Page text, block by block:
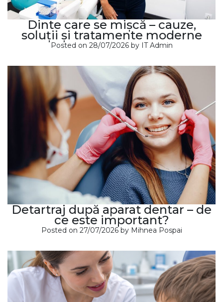
Dinte care se mișcă – cauze,
soluții și tratamente moderne
Posted on 28/07/2026by IT Admin
Detartraj după aparat dentar – de
ce este important?
Posted on 27/07/2026by Mihnea Pospai